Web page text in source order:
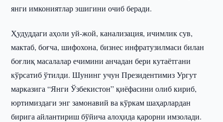
янги имкониятлар эшигини очиб беради.
Ҳудуддаги аҳоли уй-жой, канализация, ичимлик сув,
мактаб, боғча, шифохона, бизнес инфратузилмаси билан
боғлиқ масалалар ечимини анчадан бери кутаётгани
кўрсатиб ўтилди. Шунинг учун Президентимиз Ургут
марказига “Янги Ўзбекистон” қиёфасини олиб кириб,
юртимиздаги энг замонавий ва кўркам шаҳарлардан
бирига айлантириш бўйича алоҳида қарорни имзолади.